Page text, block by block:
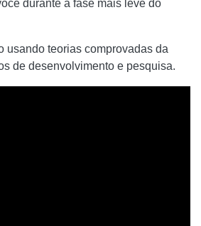
durante a fase mais leve do
usando teorias comprovadas da
de desenvolvimento e pesquisa.